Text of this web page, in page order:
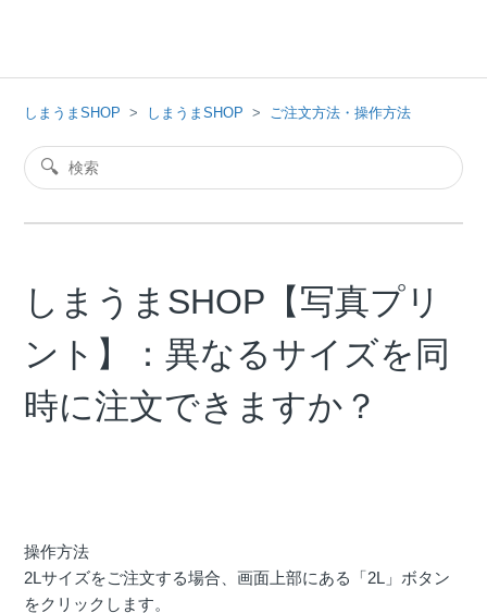
しまうまSHOP しまうまSHOP ご注文方法・操作方法
しまうまSHOP【写真プリ
ント】：異なるサイズを同
時に注文できますか？
操作方法
2Lサイズをご注文する場合、画面上部にある「2L」ボタン
をクリックします。